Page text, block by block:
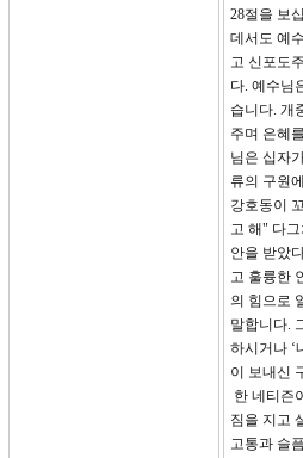
28절을 보
데서도 예
고 신포도
다. 예수님
습니다. 개
주며 은혜
님은 십자
류의 구원
강호동이
고 해" 다
안을 받았
고 훌륭한
의 힘으로
말합니다.
하시거나 ‘
이 보내신
한 네티즌
짐을 지고
고통과 슬